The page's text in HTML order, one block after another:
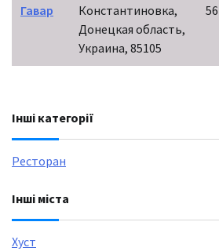
Гавар
Константиновка,
Донецкая область,
Украина, 85105
Інші категорії
Ресторан
Інші міста
Хуст